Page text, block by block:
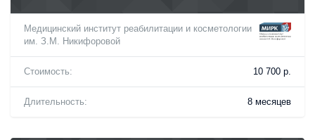
Медицинский институт реабилитации и косметологии
им. З.М. Никифоровой
Стоимость: 10 700 р.
Длительность: 8 месяцев